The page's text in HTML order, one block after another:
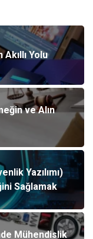
Yolu
ve Alın
Yazılımı)
Sağlamak
Mühendislik